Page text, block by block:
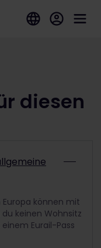
diesen
Europa können mit
keinen Wohnsitz
Eurail-Pass